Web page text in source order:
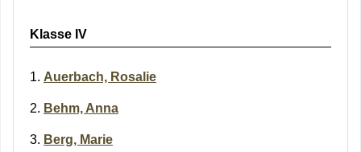
Klasse IV
Auerbach, Rosalie
Behm, Anna
Berg, Marie